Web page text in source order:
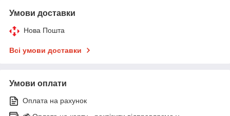
Умови доставки
Нова Пошта
Всі умови доставки
Умови оплати
Оплата на рахунок